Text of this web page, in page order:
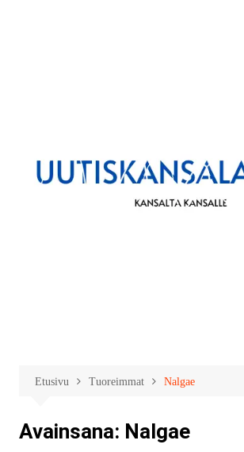
Etusivu Tuoreimmat Nalgae
Avainsana: Nalgae